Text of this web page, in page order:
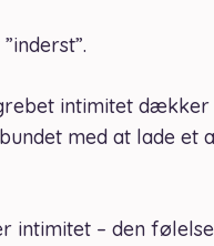
intimitet dækker
med at lade et
intimitet – den